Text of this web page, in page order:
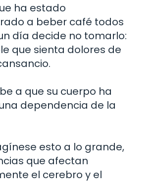
ha estado
a beber café todos
día decide no tomarlo:
que sienta dolores de
a que su cuerpo ha
dependencia de la
esto a lo grande,
que afectan
el cerebro y el